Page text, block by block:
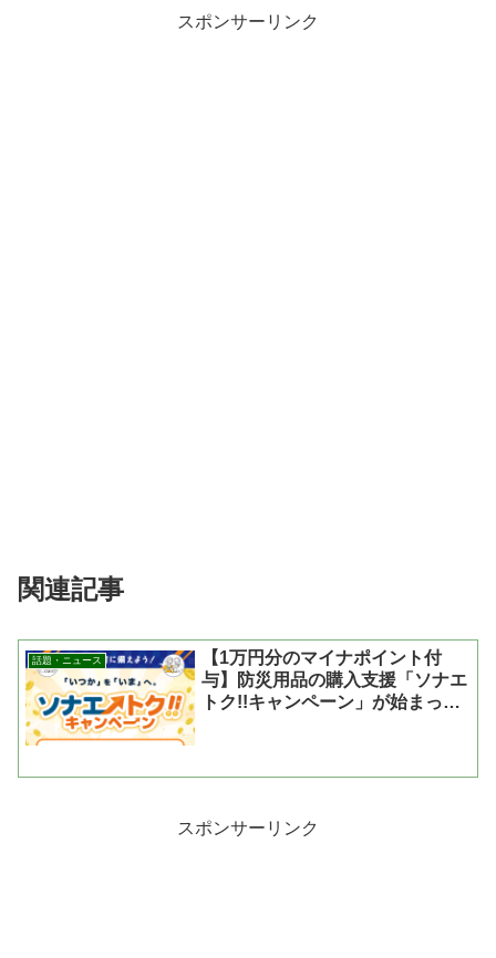
スポンサーリンク
関連記事
話題・ニュース
【1万円分のマイナポイント付
与】防災用品の購入支援「ソナエ
トク!!キャンペーン」が始まった
スポンサーリンク